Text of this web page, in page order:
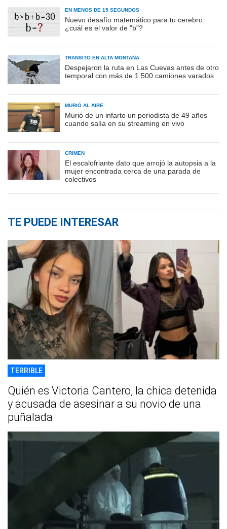
EN MENOS DE 15 SEGUNDOS
Nuevo desafío matemático para tu cerebro:
¿cuál es el valor de "b"?
TRÁNSITO EN ALTA MONTAÑA
Despejaron la ruta en Las Cuevas antes de otro
temporal con más de 1.500 camiones varados
MURIÓ AL AIRE
Murió de un infarto un periodista de 49 años
cuando salía en su streaming en vivo
CRIMEN
El escalofriante dato que arrojó la autopsia a la
mujer encontrada cerca de una parada de
colectivos
TE PUEDE INTERESAR
TERRIBLE
Quién es Victoria Cantero, la chica detenida
y acusada de asesinar a su novio de una
puñalada